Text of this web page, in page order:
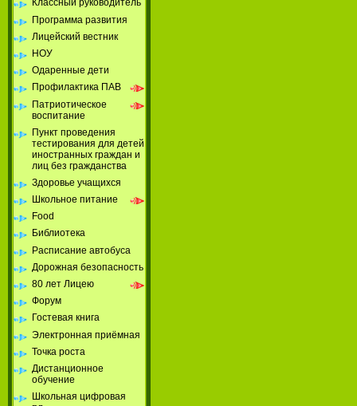
Классный руководитель
Программа развития
Лицейский вестник
НОУ
Одаренные дети
Профилактика ПАВ
Патриотическое
воспитание
Пункт проведения
тестирования для детей
иностранных граждан и
лиц без гражданства
Здоровье учащихся
Школьное питание
Food
Библиотека
Расписание автобуса
Дорожная безопасность
80 лет Лицею
Форум
Гостевая книга
Электронная приёмная
Точка роста
Дистанционное
обучение
Школьная цифровая